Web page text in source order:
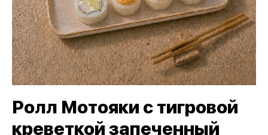
Ролл Мотояки с тигровой
креветкой запеченный